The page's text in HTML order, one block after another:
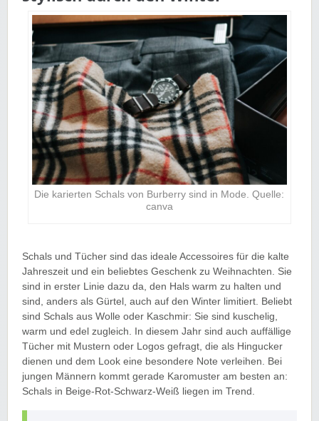
Die karierten Schals von Burberry sind in Mode. Quelle:
canva
Schals und Tücher sind das ideale Accessoires für die kalte
Jahreszeit und ein beliebtes Geschenk zu Weihnachten. Sie
sind in erster Linie dazu da, den Hals warm zu halten und
sind, anders als Gürtel, auch auf den Winter limitiert. Beliebt
sind Schals aus Wolle oder Kaschmir: Sie sind kuschelig,
warm und edel zugleich. In diesem Jahr sind auch auffällige
Tücher mit Mustern oder Logos gefragt, die als Hingucker
dienen und dem Look eine besondere Note verleihen. Bei
jungen Männern kommt gerade Karomuster am besten an:
Schals in Beige-Rot-Schwarz-Weiß liegen im Trend.